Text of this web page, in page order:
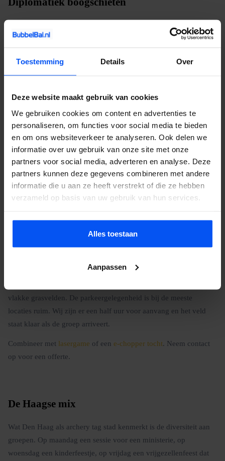
Toestemming Details Over
Deze website maakt gebruik van cookies
We gebruiken cookies om content en advertenties te
personaliseren, om functies voor social media te bieden
en om ons websiteverkeer te analyseren. Ook delen we
informatie over uw gebruik van onze site met onze
partners voor social media, adverteren en analyse. Deze
partners kunnen deze gegevens combineren met andere
informatie die u aan ze heeft verstrekt of die ze hebben
verzameld op basis van uw gebruik van hun services.
Alles toestaan
Aanpassen
Diplomatiek boogschieten
De diplomatieke context van Den Haag levert boekingen op die
we in andere steden niet zien: internationale teams van
dan een gemiddeld Nederlands bedrijfsteam, de
communicatiestijlen lopen uiteen en de benadering van competitie
verschillen en kiezen spelvormen die samenwerking boven
confrontatie stellen. Het resultaat: een teambuilding die verbindt
over landsgrenzen heen.
Kinderfeestjes in de tuin, vrijgezellenfeesten in het park,
familiedagen op een sportveld: wij passen het programma aan op
elke groep en elke gelegenheid. Neem contact op voor een
offerte.
Praktische informatie
bedrijven en in het weekend voor kinderfeestjes en
vlakke grasvelden. De parkeergelegenheid is bij de meeste
locaties ruim. Wij zijn er een half uur voor aanvang en het veld
staat klaar als de groep arriveert.
Combineer met lasergame of een e-chopper tocht. Neem contact
op voor een offerte.
De Haagse mix
Wat Den Haag als archery tag stad kenmerkt is de diversiteit aan
groepen. Op maandag een sessie voor een ministerie, op
woensdag een kinderfeestje, op vrijdag een vrijgezellenfeest dat